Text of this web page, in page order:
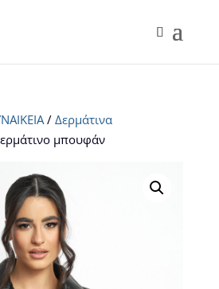
/ Δερμάτινα
μπουφάν